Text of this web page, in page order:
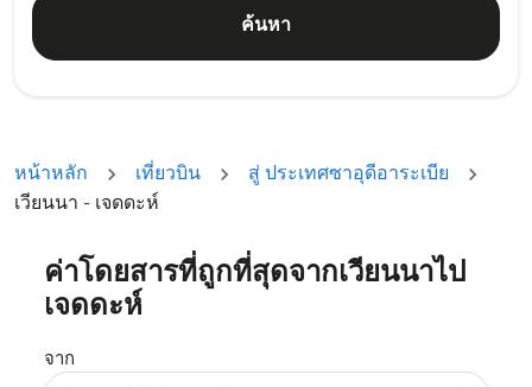
ค้นหา
หน้าหลัก เที่ยวบิน
สู่ ประเทศซาอุดีอาระเบีย
เวียนนา - เจดดะห์
ค่าโดยสารที่ถูกที่สุดจากเวียนนาไป
เจดดะห์
จาก
ลองอัปเดตเส้นทางของคุณ (ต้นทางและ/หรือปลายทาง) หรื